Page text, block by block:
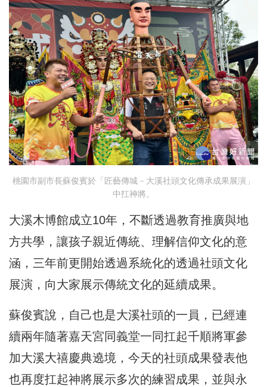
桃園市副市長蘇俊賓於「匠藝傳城－大溪社頭文化傳承成果展演」
中扛神將。
大溪木博館成立10年，不斷透過教育推廣與地
方共學，讓孩子親近傳統、理解信仰文化的意
涵，三年前更開始透過系統化的透過社頭文化
展演，向大家展示傳統文化的延續成果。
蘇俊賓說，自己也是大溪社頭的一員，已經連
續兩年隨著嘉天宮同義堂一同扛起千順將軍參
加大溪大禧慶典遶境，今天的社頭成果發表他
也再度扛起神將展示多次的練習成果，並與永